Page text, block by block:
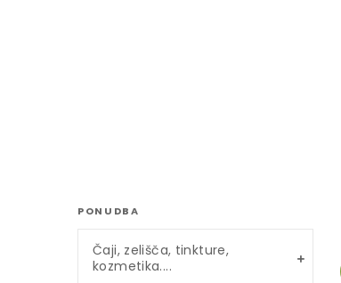
PONUDBA
Čaji, zelišča, tinkture,
kozmetika....